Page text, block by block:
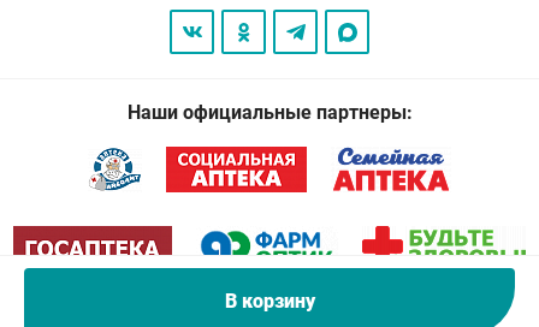
В корзину
Наши официальные партнеры: